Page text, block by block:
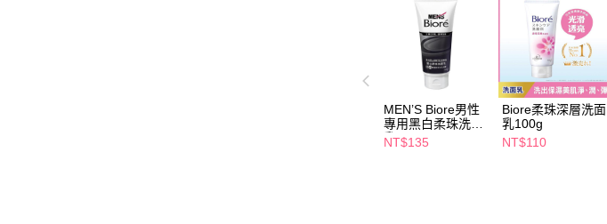
MEN’S Biore男性
專用黑白柔珠洗面
乳100g
NT$135
Biore柔珠深層洗面
乳100g
NT$110